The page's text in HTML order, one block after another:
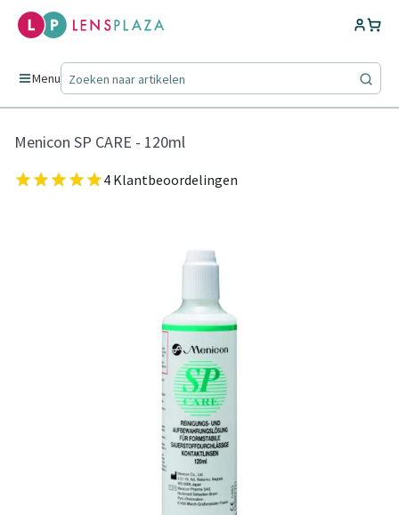
Menu
Menicon SP CARE - 120ml
4 Klantbeoordelingen